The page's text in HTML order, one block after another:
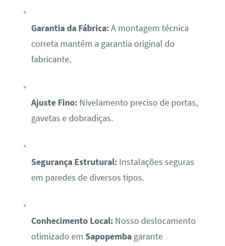
Garantia da Fábrica:A montagem técnica
correta mantém a garantia original do
fabricante.
Ajuste Fino:Nivelamento preciso de portas,
gavetas e dobradiças.
Segurança Estrutural:Instalações seguras
em paredes de diversos tipos.
Conhecimento Local:Nosso deslocamento
otimizado em Sapopembagarante